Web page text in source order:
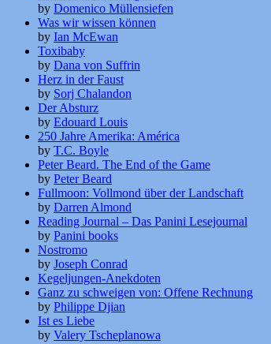
by Domenico Müllensiefen
Was wir wissen können
by Ian McEwan
Toxibaby
by Dana von Suffrin
Herz in der Faust
by Sorj Chalandon
Der Absturz
by Edouard Louis
250 Jahre Amerika: América
by T.C. Boyle
Peter Beard. The End of the Game
by Peter Beard
Fullmoon: Vollmond über der Landschaft
by Darren Almond
Reading Journal – Das Panini Lesejournal
by Panini books
Nostromo
by Joseph Conrad
Kegeljungen-Anekdoten
Ganz zu schweigen von: Offene Rechnung
by Philippe Djian
Ist es Liebe
by Valery Tscheplanowa